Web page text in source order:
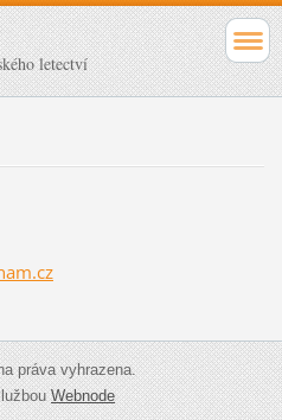
letectví
práva vyhrazena.
Webnode